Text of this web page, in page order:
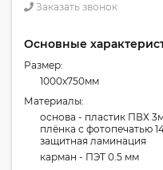
Заказать звонок
Основные
Размер:
1000x750мм
Материалы:
основа - пластик ПВХ
плёнка с фотопечатью
защитная ламинация
карман - ПЭТ 0.5 мм